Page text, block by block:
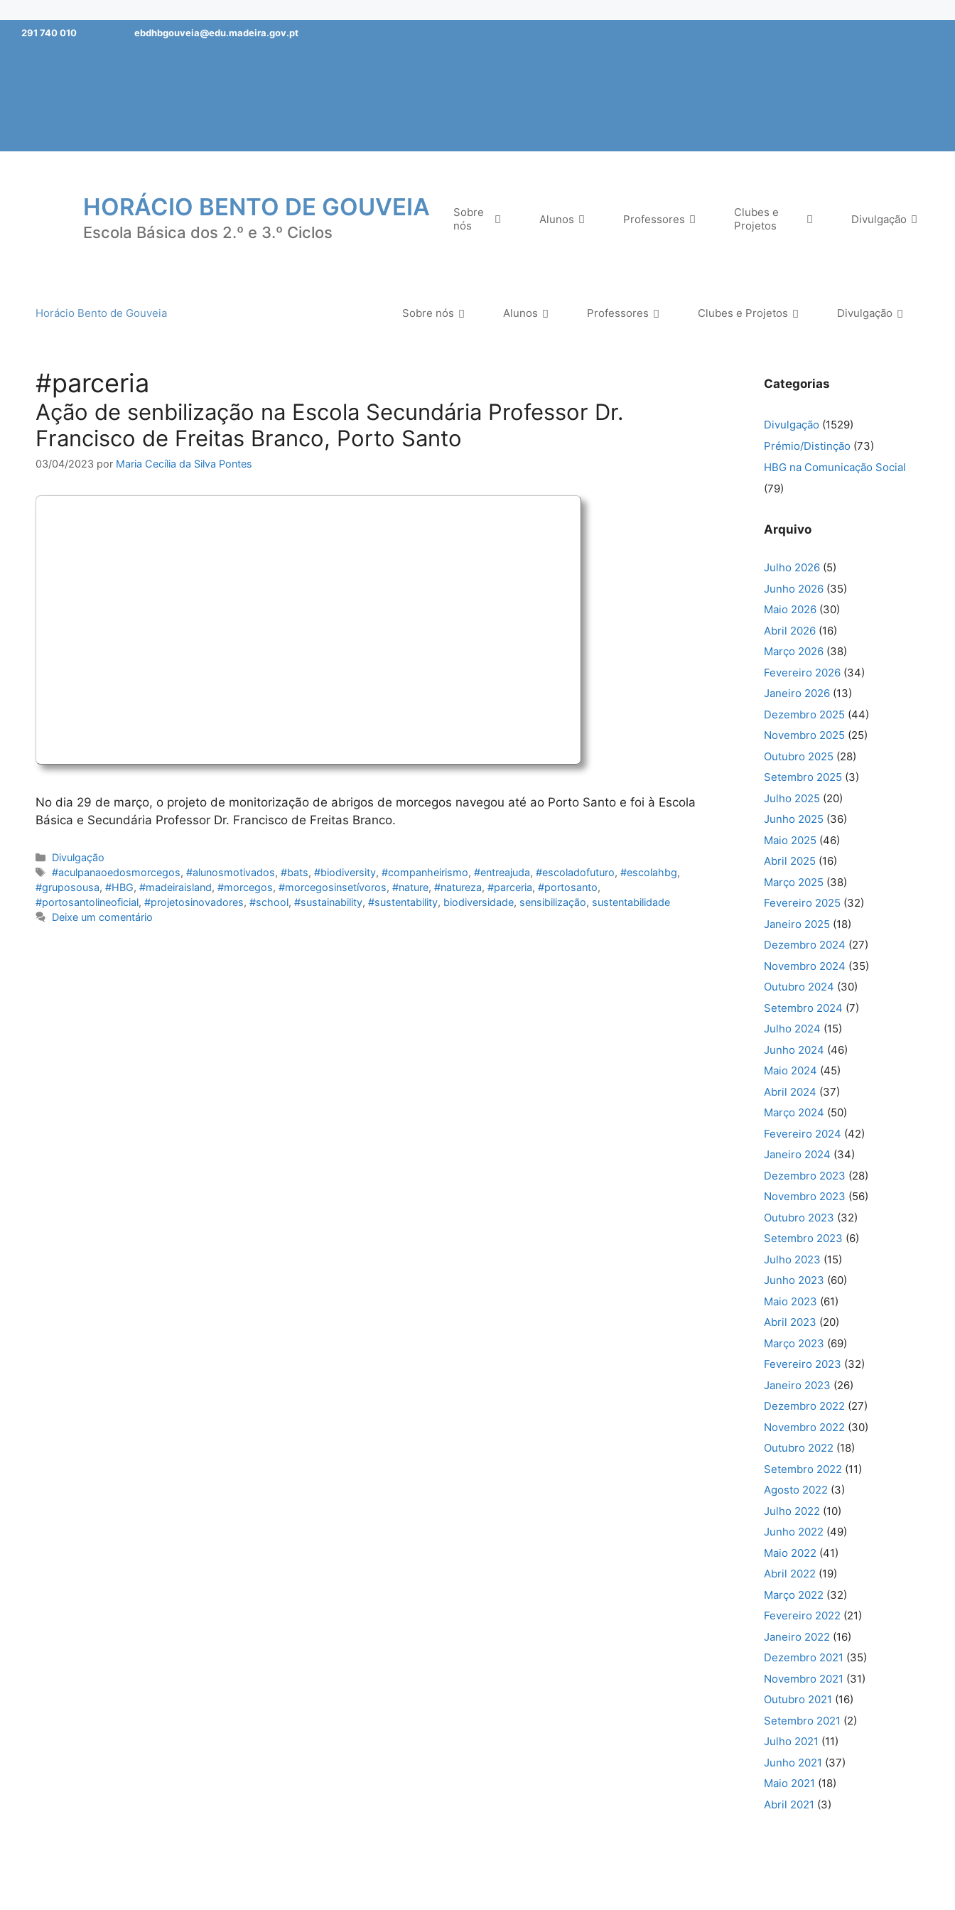
Saltar291 740 010 ebdhbgouveia@edu.madeira.gov.pt
HORÁCIO BENTO DE GOUVEIA
Escola Básica dos 2.º e 3.º Ciclos
Sobre
nós
Alunos Professores
Clubes e
Projetos
Divulgação
Horácio Bento de Gouveia Sobre nós Alunos Professores Clubes e Projetos Divulgação
#parceria
Ação de senbilização na Escola Secundária Professor Dr.
Francisco de Freitas Branco, Porto Santo
03/04/2023 por Maria Cecília da Silva Pontes
No dia 29 de março, o projeto de monitorização de abrigos de morcegos navegou até ao Porto Santo e foi à Escola
Básica e Secundária Professor Dr. Francisco de Freitas Branco.
Categorias
Divulgação
Etiquetas
#aculpanaoedosmorcegos,#alunosmotivados,#bats,#biodiversity,#companheirismo,#entreajuda,#escoladofuturo,#escolahbg,
#gruposousa, #HBG, #madeiraisland, #morcegos, #morcegosinsetívoros, #nature, #natureza, #parceria, #portosanto,
#portosantolineoficial, #projetosinovadores, #school, #sustainability, #sustentability, biodiversidade, sensibilização, sustentabilidade
Deixe um comentário
Categorias
Divulgação (1529)
Prémio/Distinção (73)
HBG na Comunicação Social
(79)
Arquivo
Julho 2026 (5)
Junho 2026 (35)
Maio 2026 (30)
Abril 2026 (16)
Março 2026 (38)
Fevereiro 2026 (34)
Janeiro 2026 (13)
Dezembro 2025 (44)
Novembro 2025 (25)
Outubro 2025 (28)
Setembro 2025 (3)
Julho 2025 (20)
Junho 2025 (36)
Maio 2025 (46)
Abril 2025 (16)
Março 2025 (38)
Fevereiro 2025 (32)
Janeiro 2025 (18)
Dezembro 2024 (27)
Novembro 2024 (35)
Outubro 2024 (30)
Setembro 2024 (7)
Julho 2024 (15)
Junho 2024 (46)
Maio 2024 (45)
Abril 2024 (37)
Março 2024 (50)
Fevereiro 2024 (42)
Janeiro 2024 (34)
Dezembro 2023 (28)
Novembro 2023 (56)
Outubro 2023 (32)
Setembro 2023 (6)
Julho 2023 (15)
Junho 2023 (60)
Maio 2023 (61)
Abril 2023 (20)
Março 2023 (69)
Fevereiro 2023 (32)
Janeiro 2023 (26)
Dezembro 2022 (27)
Novembro 2022 (30)
Outubro 2022 (18)
Setembro 2022 (11)
Agosto 2022 (3)
Julho 2022 (10)
Junho 2022 (49)
Maio 2022 (41)
Abril 2022 (19)
Março 2022 (32)
Fevereiro 2022 (21)
Janeiro 2022 (16)
Dezembro 2021 (35)
Novembro 2021 (31)
Outubro 2021 (16)
Setembro 2021 (2)
Julho 2021 (11)
Junho 2021 (37)
Maio 2021 (18)
Abril 2021 (3)